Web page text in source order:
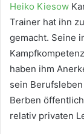
Heiko Kiesow
Trainer hat ihn
gemacht. Seine
haben ihm
sein
Berben
relativ privaten